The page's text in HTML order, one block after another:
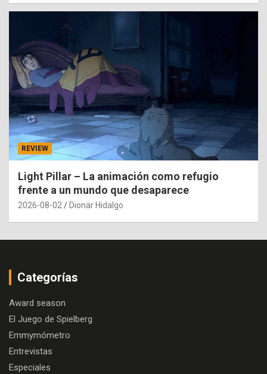
REVIEW
Light Pillar – La animación como refugio
frente a un mundo que desaparece
2026-08-02 Dionar Hidalgo
Categorías
Award season
El Juego de Spielberg
Emmymómetro
Entrevistas
Especiales